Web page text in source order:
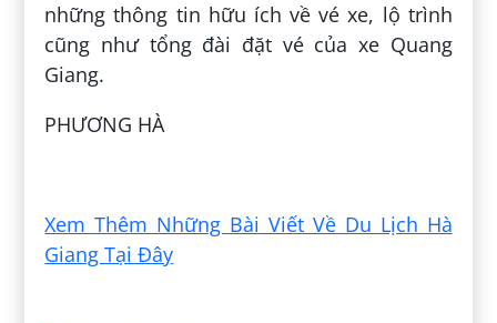
những thông tin hữu ích về vé xe, lộ trình
cũng như tổng đài đặt vé của xe Quang
Giang.
PHƯƠNG HÀ
Xem Thêm Những Bài Viết Về Du Lịch Hà
Giang Tại Đây